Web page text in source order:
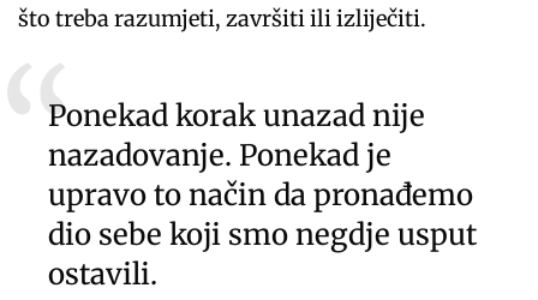
što treba razumjeti, završiti ili izliječiti.
Ponekad korak unazad nije
nazadovanje. Ponekad je
upravo to način da pronađemo
dio sebe koji smo negdje usput
ostavili.